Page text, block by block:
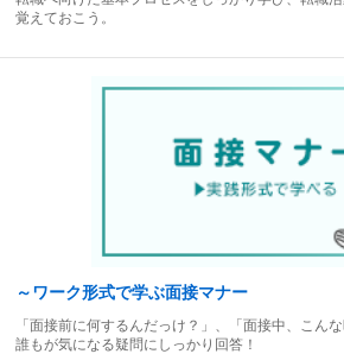
覚えておこう。
～ワーク形式で学ぶ面接マナー
「面接前に何するんだっけ？」、「面接中、こん
誰もが気になる疑問にしっかり回答！